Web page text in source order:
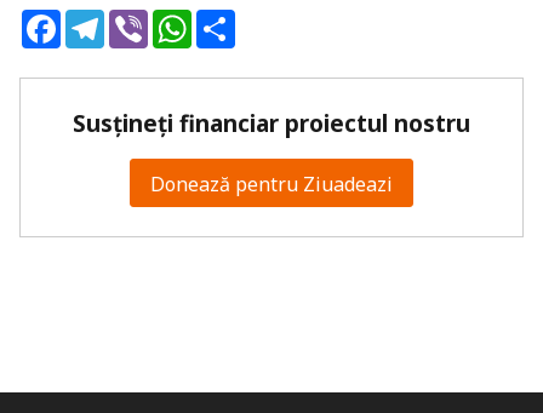
FacebookTelegram
ViberWhatsApp
Susțineți financiar proiectul nostru
Donează pentru Ziuadeazi